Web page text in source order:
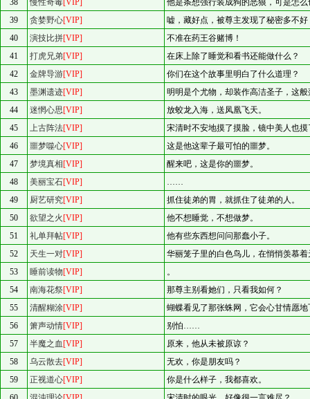
38 慢性奇毒 [VIP]
他是条想强行装成狗的恶狼，可是怎
39
贪婪野心[VIP]
嘘，藏好点，被尊主发现了秘密多不好
40
演技比拼[VIP]
不准在药王谷赌博！
41
打虎兄弟[VIP]
在床上除了睡觉和看书还能做什么？
42
金牌导游[VIP]
你们在这个故事里明白了什么道理？
43
墨渊遗迹[VIP]
明明是个尤物，却装作高洁圣子，这
44
迷惘心思[VIP]
放蛟龙入海，送凤凰飞天。
45
上古阵法[VIP]
宋清时不安地摸了摸脸，镜中美人也摸
46
噩梦噬心[VIP]
这是他这辈子最可怕的噩梦。
47
梦境真相[VIP]
醒来吧，这是你的噩梦。
48
美丽宝石[VIP]
……
49
厨艺研究[VIP]
抓住徒弟的胃，就抓住了徒弟的人。
50
欲望之火 [VIP]
他不想睡觉，不想做梦。
51
礼单拜帖[VIP]
他有些东西想问问那蠢小子。
52
天生一对[VIP]
华丽笼子里的白色鸟儿，在悄悄羡慕
53
睡前读物[VIP]
。
54
南海花祭[VIP]
那尊主别看她们，只看我如何？
55
清醒糊涂[VIP]
蝴蝶看见了那张蛛网，它会心甘情愿地
56
箫声动情[VIP]
别怕……
57
半魔之血 [VIP]
原来，他从未被原谅？
58
乌云散去[VIP]
无欢，你是朋友吗？
59
正视道心[VIP]
你是什么样子，我都喜欢。